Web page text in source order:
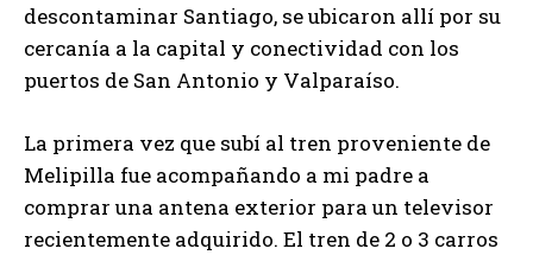
descontaminar Santiago, se ubicaron allí por su
cercanía a la capital y conectividad con los
puertos de San Antonio y Valparaíso.
La primera vez que subí al tren proveniente de
Melipilla fue acompañando a mi padre a
comprar una antena exterior para un televisor
recientemente adquirido. El tren de 2 o 3 carros